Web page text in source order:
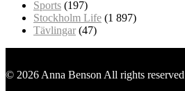
Sports (197)
Stockholm Life (1 897)
Tävlingar (47)
© 2026 Anna Benson All rights reserved